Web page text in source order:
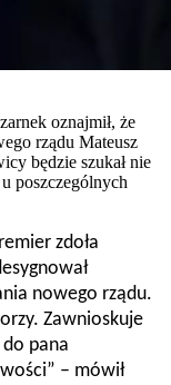
oznajmił, że
rządu Mateusz
będzie szukał nie
poszczególnych
zdoła
nowego rządu.
Zawnioskuje
pana
– mówił